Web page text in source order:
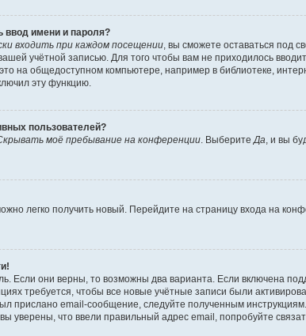
ввод имени и пароля?
входить при каждом посещении, вы сможете оставаться под
учётной записью. Для того чтобы вам не приходилось
на общедоступном компьютере, например в библиотеке,
эту функцию.
пользователей?
моё пребывание на конференции. ВыберитеДа, и вы
легко получить новый. Перейдите на страницу входа на
Если они верны, то возможны два варианта. Если включена
требуется, чтобы все новые учётные записи были
прислано email-сообщение, следуйте полученным
уверены, что ввели правильный адрес email, попробуйте